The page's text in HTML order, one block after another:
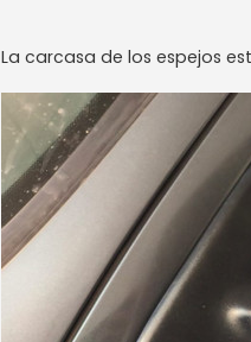
La carcasa de los espejos